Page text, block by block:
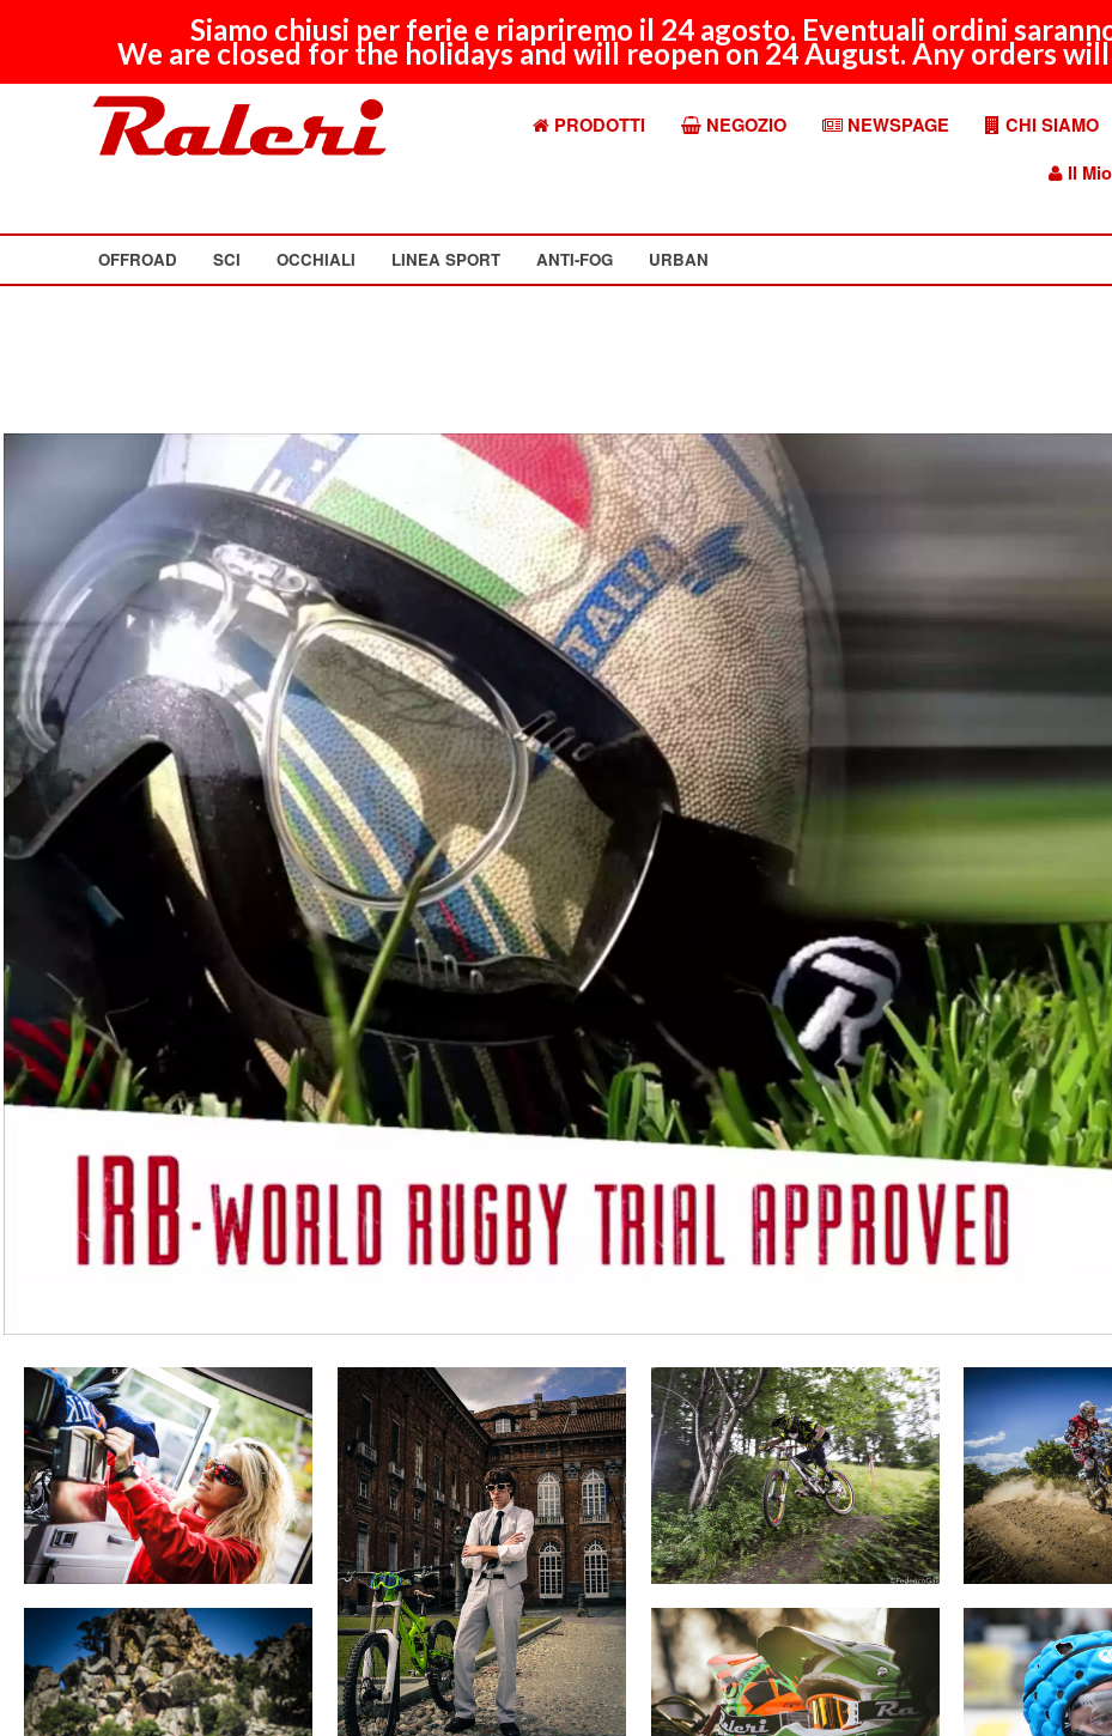
Siamo chiusi per ferie e riapriremo il 24 agosto. Eventuali ordini
We are closed for the holidays and will reopen on 24 August. Any orders
PRODOTTI NEGOZIO NEWSPAGE CHI SIAMO
Il
OFFROAD SCI OCCHIALI LINEA SPORT ANTI-FOG URBAN